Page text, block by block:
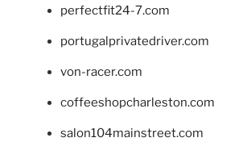
perfectfit24-7.com
portugalprivatedriver.com
von-racer.com
coffeeshopcharleston.com
salon104mainstreet.com